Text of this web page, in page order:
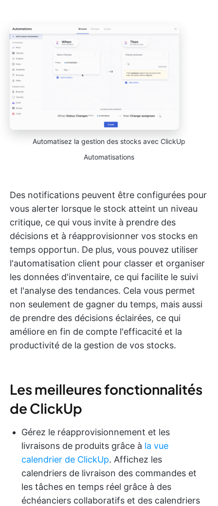
Automatisez la gestion des stocks avec ClickUp
Automatisations
Des notifications peuvent être configurées pour
vous alerter lorsque le stock atteint un niveau
critique, ce qui vous invite à prendre des
décisions et à réapprovisionner vos stocks en
temps opportun. De plus, vous pouvez utiliser
l'automatisation client pour classer et organiser
les données d'inventaire, ce qui facilite le suivi
et l'analyse des tendances. Cela vous permet
non seulement de gagner du temps, mais aussi
de prendre des décisions éclairées, ce qui
améliore en fin de compte l'efficacité et la
productivité de la gestion de vos stocks.
Les meilleures fonctionnalités
de ClickUp
Gérez le réapprovisionnement et les
livraisons de produits grâce à la vue
calendrier de ClickUp. Affichez les
calendriers de livraison des commandes et
les tâches en temps réel grâce à des
échéanciers collaboratifs et des calendriers